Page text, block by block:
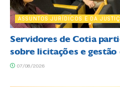
ASSUNTOS JURÍDICOS E DA
Servidores de Cotia
sobre licitações e
07/08/2026